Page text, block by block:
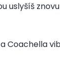
uslyšíš